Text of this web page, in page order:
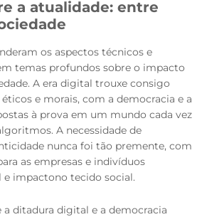
a atualidade: entre
os aspectos técnicos e
temas profundos sobre o impacto
A era digital trouxe consigo
e morais, com a democracia e a
à prova em um mundo cada vez
A necessidade de
nunca foi tão premente, com
as empresas e indivíduos
e impactono tecido social.
ditadura digital e a democracia